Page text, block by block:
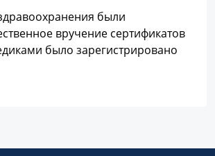
были
вручение сертификатов
было зарегистрировано